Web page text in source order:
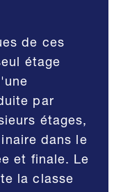
de ces
étage
par
étages,
dans le
et finale. Le
la classe